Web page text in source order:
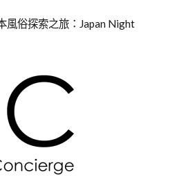
風俗探索之旅：Japan Night